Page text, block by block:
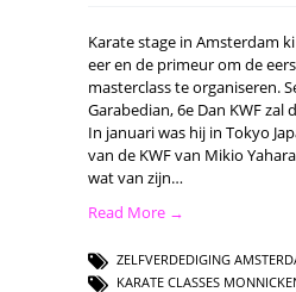
Karate stage in Amsterdam
eer en de primeur om de
masterclass te organiseren.
Garabedian, 6e Dan KWF zal
In januari was hij in Tokyo
van de KWF van Mikio
wat van zijn…
Read More →
ZELFVERDEDIGING
KARATE CLASSES